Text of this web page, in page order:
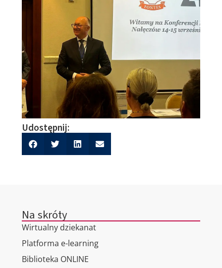
Udostępnij:
Na skróty
Wirtualny dziekanat
Platforma e-learning
Biblioteka ONLINE